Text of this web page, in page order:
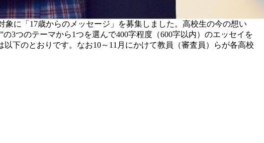
に「17歳からのメッセージ」を募集しました。高校生の今の想い
3つのテーマから1つを選んで400字程度（600字以内）のエッセイを
下のとおりです。なお10～11月にかけて教員（審査員）らが各高校